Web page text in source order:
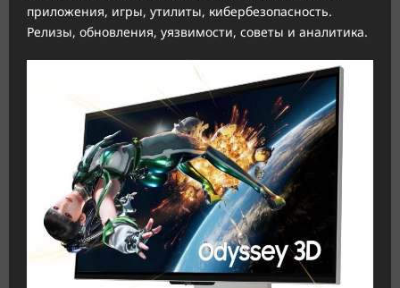
приложения, игры, утилиты, кибербезопасность.
Релизы, обновления, уязвимости, советы и аналитика.